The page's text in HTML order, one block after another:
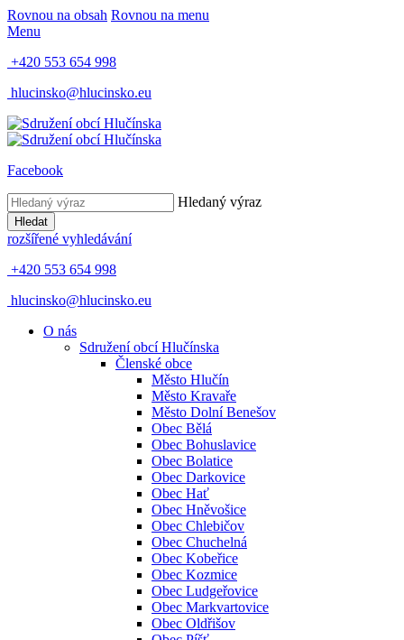
Rovnou na obsah Rovnou na menu
Menu
+420 553 654 998
hlucinsko@hlucinsko.eu
Facebook
Hledaný výraz
Hledat
rozšířené vyhledávání
+420 553 654 998
hlucinsko@hlucinsko.eu
O nás
Sdružení obcí Hlučínska
Členské obce
Město Hlučín
Město Kravaře
Město Dolní Benešov
Obec Bělá
Obec Bohuslavice
Obec Bolatice
Obec Darkovice
Obec Hať
Obec Hněvošice
Obec Chlebičov
Obec Chuchelná
Obec Kobeřice
Obec Kozmice
Obec Ludgeřovice
Obec Markvartovice
Obec Oldřišov